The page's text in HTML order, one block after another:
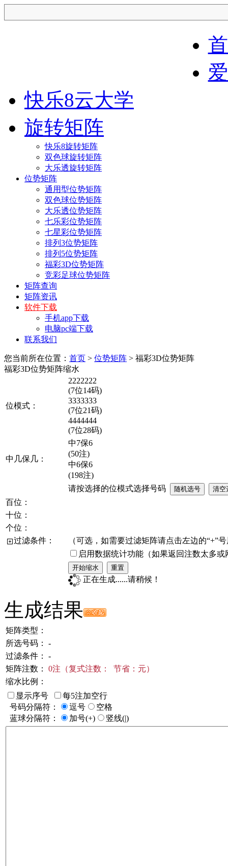
快乐8云大学
旋转矩阵
快乐8旋转矩阵
双色球旋转矩阵
大乐透旋转矩阵
位势矩阵
通用型位势矩阵
双色球位势矩阵
大乐透位势矩阵
七乐彩位势矩阵
七星彩位势矩阵
排列3位势矩阵
排列5位势矩阵
福彩3D位势矩阵
竞彩足球位势矩阵
矩阵查询
矩阵资讯
软件下载
手机app下载
电脑pc端下载
联系我们
您当前所在位置： 首页 > 位势矩阵 > 福彩3D位势矩阵
福彩3D位势矩阵缩水
位模式：
2222222
(7位14码)
3333333
(7位21码)
4444444
(7位28码)
中几保几：
中7保6
(50注)
中6保6
(198注)
请按选择的位模式选择号码
百位：
十位：
个位：
过滤条件：
（可选，如需要过滤矩阵请点击左边的“+”
启用数据统计功能 （如果返回注数太多
开始缩水 重置
正在生成......请稍候！
生成结果
矩阵类型：
所选号码：
-
过滤条件：
-
矩阵注数：
0注（复式注数： 节省： 元）
缩水比例：
显示序号
每5注加空行
号码分隔符：
逗号
空格
蓝球分隔符：
加号(+) 竖线(|)